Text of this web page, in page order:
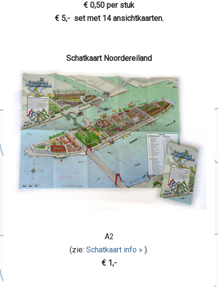
€ 0,50 per stuk
€ 5,- set met 14 ansichtkaarten.
Schatkaart Noordereiland
A2
(zie: Schatkaart info » ).
€ 1,-